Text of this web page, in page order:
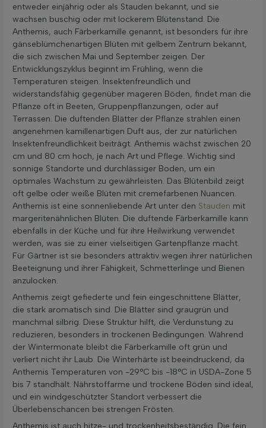
entweder einjährig oder als Stauden bekannt, und sie
wachsen buschig oder mit lockerem Blütenstand. Die
Anthemis, auch Färberkamille genannt, ist besonders für ihre
gänseblümchenartigen Blüten mit gelbem Zentrum bekannt,
die sich zwischen Mai und September zeigen. Der
Entwicklungszyklus beginnt im Frühling, wenn die
Temperaturen steigen. Insektenfreundlich und
widerstandsfähig gegenüber mageren Böden, findet man die
Pflanze oft in Beeten, Gruppenpflanzungen, oder auf
Terrassen. Die duftenden Blätter der Pflanze strahlen einen
angenehmen kamillenartigen Duft aus, der zur natürlichen
Insektenfreundlichkeit beiträgt. Anthemis wächst zwischen 20
cm und 80 cm hoch, je nach Art und Pflege. Wichtig sind
sonnige Standorte und durchlässiger Boden, um ein
optimales Wachstum zu gewährleisten. Das Blütenbild zeigt
oft gelbe oder weiße Blüten mit cremefarbenen Nuancen.
Anthemis ist eine sonnenliebende Art unter den Stauden mit
margeritenähnlichen Blüten. Die duftende Färberkamille kann
ebenfalls in der Küche und für ihre Heilwirkung verwendet
werden, was sie zu einer vielseitigen Gartenpflanze macht.
Für Gärtner ist sie besonders attraktiv wegen ihrer natürlichen
Beeteignung und ihrer Fähigkeit, Schmetterlinge und Bienen
anzulocken.
Anthemis zeigt gefiederte und fein eingeschnittene Blätter,
die stark aromatisch sind. Die Blätter sind graugrün und
manchmal silbrig. Diese Struktur hilft, die Verdunstung zu
reduzieren, besonders in trockenen Bedingungen. Während
der Wintermonate bleibt die Färberkamille oft grün und
verliert nicht ihr Laub. Die Winterhärte ist beeindruckend, da
Anthemis Temperaturen von -29°C bis -18°C in USDA-Zone 5
bis 7 standhält. Nährstoffarme und trockene Böden sind ideal,
und ein windgeschützter Standort verbessert die
Überlebenschancen bei strengen Frösten.
Anthemis ist auch hitze- und trockenheitsbeständig. Die fein